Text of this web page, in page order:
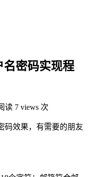
密码实现程
读 7 views 次
码效果，有需要的朋友